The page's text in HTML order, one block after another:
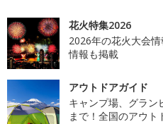
花火特集2026
2026年の花火大会
情報も掲載
アウトドアガイド
キャンプ場、グラン
まで！全国のアウト